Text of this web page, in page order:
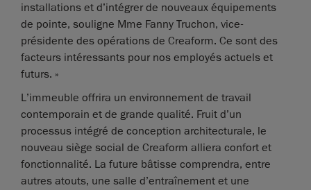
installations et d’intégrer de nouveaux équipements
de pointe, souligne Mme Fanny Truchon, vice-
présidente des opérations de Creaform. Ce sont des
facteurs intéressants pour nos employés actuels et
futurs. »
L’immeuble offrira un environnement de travail
contemporain et de grande qualité. Fruit d’un
processus intégré de conception architecturale, le
nouveau siège social de Creaform alliera confort et
fonctionnalité. La future bâtisse comprendra, entre
autres atouts, une salle d’entraînement et une